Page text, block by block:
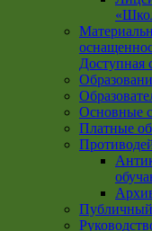
Доступная
Основные
Платные
Публичный